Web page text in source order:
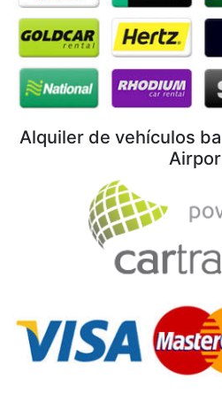
Alquiler de vehículos